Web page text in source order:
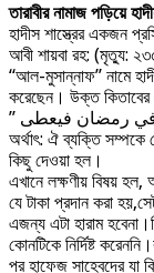
তারাবীর নামাজ পড়িয়ে
হাদীস শাস্ত্রের একজন
আবী শায়বা রহ: (মৃত্যু:
“আল-মুসান্নাফ” নামে
করেছেন। উক্ত কিতাবের
অর্থাৎ: ঐ ব্যক্তি সম্পকে
কিছু দেওয়া হল।
এখানে লক্ষণীয় বিষয় হল,
যে টাকা প্রদান করা
এজন্য এটা হারাম
কোনটিকে নির্দিষ্ট
পর হাফেজ সাহেবদের যা